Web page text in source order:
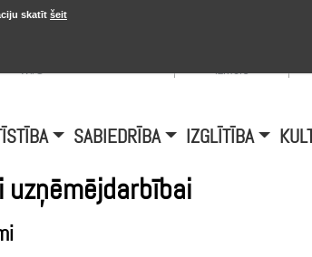
m/s
izmērs
SABIEDRĪBA IZGLĪTĪBA
uzņēmējdarbībai
skatīt šeit